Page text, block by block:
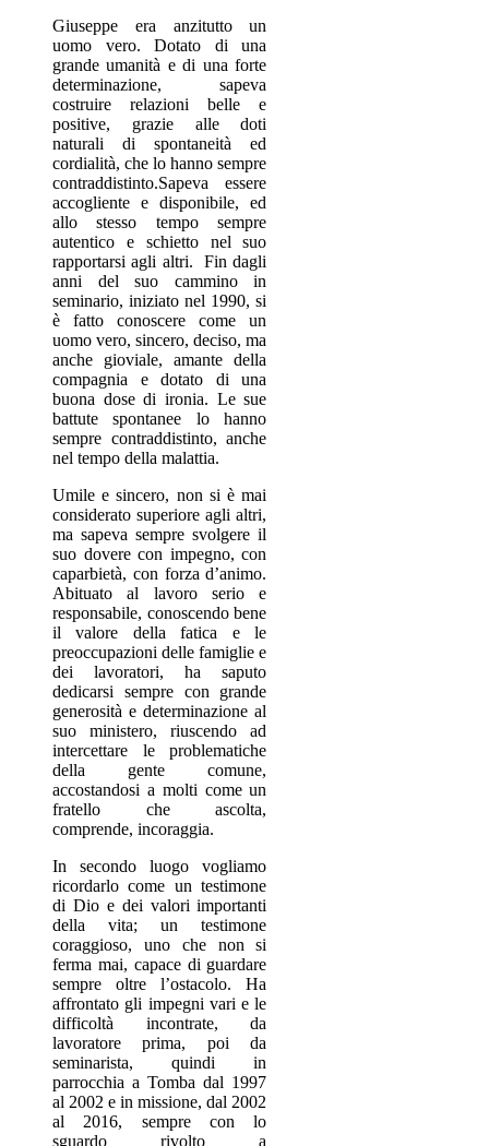
Giuseppe era anzitutto un
uomo vero. Dotato di una
grande umanità e di una forte
determinazione, sapeva
costruire relazioni belle e
positive, grazie alle doti
naturali di spontaneità ed
cordialità, che lo hanno sempre
contraddistinto.Sapeva essere
accogliente e disponibile, ed
allo stesso tempo sempre
autentico e schietto nel suo
rapportarsi agli altri. Fin dagli
anni del suo cammino in
seminario, iniziato nel 1990, si
è fatto conoscere come un
uomo vero, sincero, deciso, ma
anche gioviale, amante della
compagnia e dotato di una
buona dose di ironia. Le sue
battute spontanee lo hanno
sempre contraddistinto, anche
nel tempo della malattia.
Umile e sincero, non si è mai
considerato superiore agli altri,
ma sapeva sempre svolgere il
suo dovere con impegno, con
caparbietà, con forza d’animo.
Abituato al lavoro serio e
responsabile, conoscendo bene
il valore della fatica e le
preoccupazioni delle famiglie e
dei lavoratori, ha saputo
dedicarsi sempre con grande
generosità e determinazione al
suo ministero, riuscendo ad
intercettare le problematiche
della gente comune,
accostandosi a molti come un
fratello che ascolta,
comprende, incoraggia.
In secondo luogo vogliamo
ricordarlo come un testimone
di Dio e dei valori importanti
della vita; un testimone
coraggioso, uno che non si
ferma mai, capace di guardare
sempre oltre l’ostacolo. Ha
affrontato gli impegni vari e le
difficoltà incontrate, da
lavoratore prima, poi da
seminarista, quindi in
parrocchia a Tomba dal 1997
al 2002 e in missione, dal 2002
al 2016, sempre con lo
sguardo rivolto a